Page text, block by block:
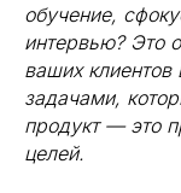
обучение,
интервью? Это
ваших клиентов
задачами,
продукт — это
целей.